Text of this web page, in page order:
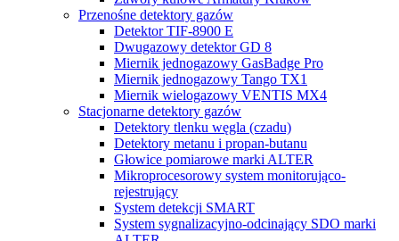
Przenośne detektory gazów
Detektor TIF-8900 E
Dwugazowy detektor GD 8
Miernik jednogazowy GasBadge Pro
Miernik jednogazowy Tango TX1
Miernik wielogazowy VENTIS MX4
Stacjonarne detektory gazów
Detektory tlenku węgla (czadu)
Detektory metanu i propan-butanu
Głowice pomiarowe marki ALTER
Mikroprocesorowy system monitorująco-
rejestrujący
System detekcji SMART
System sygnalizacyjno-odcinający SDO marki